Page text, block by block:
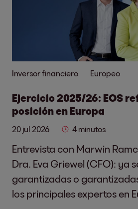
Inversor financiero Europeo
Ejercicio 2025/26: EOS
posición en Europa
20 jul 2026 4 minutos
Entrevista con Marwin
Dra. Eva Griewel (CFO): ya
garantizadas o
los principales expertos en